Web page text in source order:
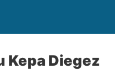
Kepa Diegez